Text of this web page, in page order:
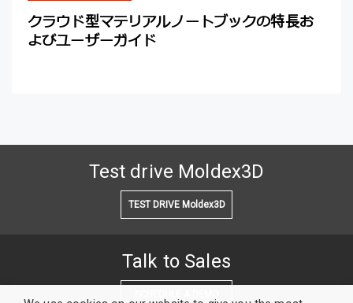
クラウド型マテリアルノートブックの特長お
よびユーザーガイド
Test drive Moldex3D
TEST DRIVE Moldex3D
Talk to Sales